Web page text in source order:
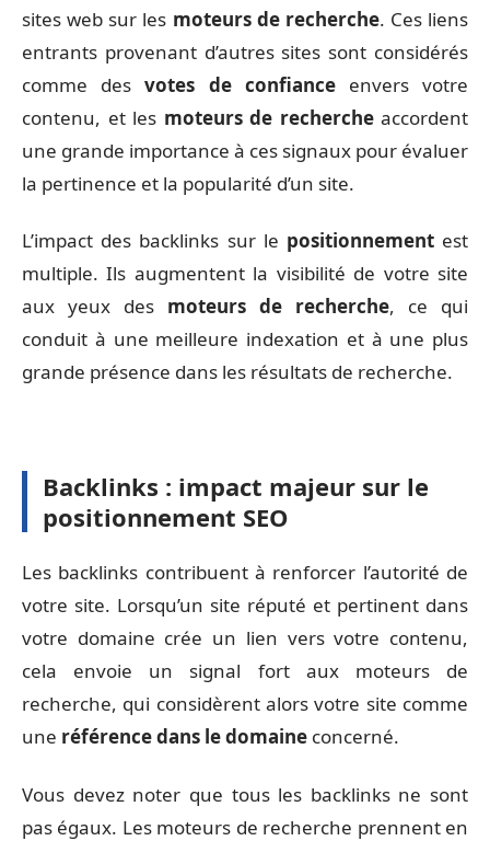
sites web sur les moteurs de recherche. Ces liens
entrants provenant d’autres sites sont considérés
comme desvotes de confianceenvers votre
contenu, et les moteurs de rechercheaccordent
une grande importance à ces signaux pour évaluer
la pertinence et la popularité d’un site.
L’impact des backlinks sur le positionnementest
multiple. Ils augmentent la visibilité de votre site
aux yeux des moteurs de recherche, ce qui
conduit à une meilleure indexation et à une plus
grande présence dans les résultats de recherche.
Backlinks : impact majeur sur le
positionnement SEO
Les backlinks contribuent à renforcer l’autorité de
votre site. Lorsqu’un site réputé et pertinent dans
votre domaine crée un lien vers votre contenu,
cela envoie un signal fort aux moteurs de
recherche, qui considèrent alors votre site comme
une référence dans le domaine concerné.
Vous devez noter que tous les backlinks ne sont
pas égaux. Les moteurs de recherche prennent en